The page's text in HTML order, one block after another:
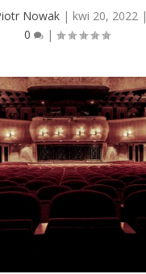
Nowak| kwi 20, 2022|
0
|